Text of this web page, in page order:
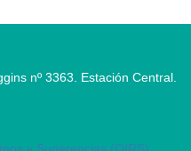
nº 3363. Estación Central.
y Sugerencias (OIRS)